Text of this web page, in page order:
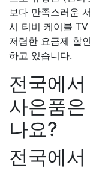
보다 만족스러운
시 티비 케이블
저렴한 요금제 할
하고 있습니다.
전국에
사은품
나요?
전국에